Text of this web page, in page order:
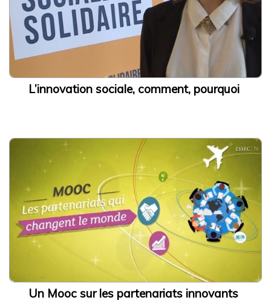
L’innovation sociale, comment, pourquoi
Un Mooc sur les partenariats innovants